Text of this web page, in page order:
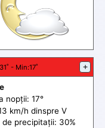
- Min:17˚ +
nopții: 17°
km/h dinspre V
de precipitații: 30%